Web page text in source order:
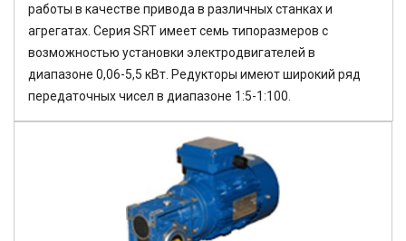
работы в качестве привода в различных станках и
агрегатах. Серия SRT имеет семь типоразмеров с
возможностью установки электродвигателей в
диапазоне 0,06-5,5 кВт. Редукторы имеют широкий ряд
передаточных чисел в диапазоне 1:5-1:100.